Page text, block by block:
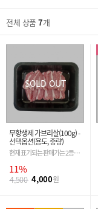
전체 상품7개
SOLD OUT
무항생제 가브리살(100g) -
선택옵션(용도, 중량)
현재 표기되는 판매가는 2등급
금액은 자동 변경 됩니다.
11%
4,500 4,000원